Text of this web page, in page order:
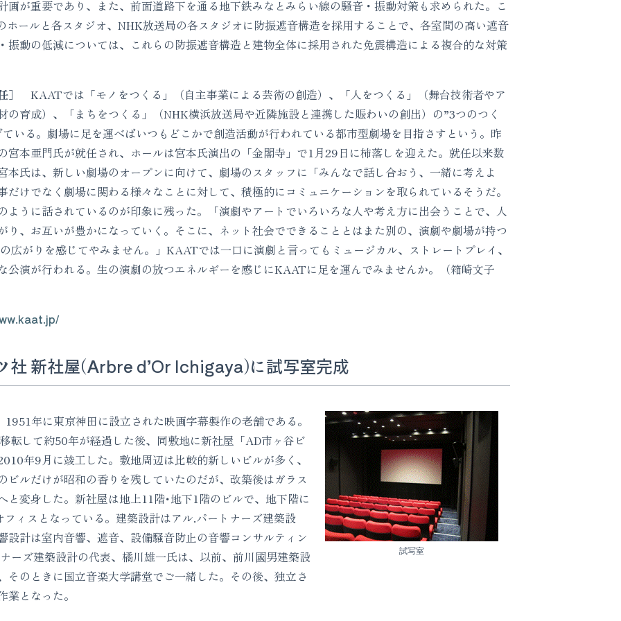
画が重要であり、また、前面道路下を通る地下鉄みなとみらい線の騒音・振動対策も求められた。こ
ールと各スタジオ、NHK放送局の各スタジオに防振遮音構造を採用することで、各室間の高い遮音
振動の低減については、これらの防振遮音構造と建物全体に採用された免震構造による複合的な対策
KAATでは「モノをつくる」（自主事業による芸術の創造）、「人をつくる」（舞台技術者やア
の育成）、「まちをつくる」（NHK横浜放送局や近隣施設と連携した賑わいの創出）の”3つのつく
いる。劇場に足を運べばいつもどこかで創造活動が行われている都市型劇場を目指さすという。昨
宮本亜門氏が就任され、ホールは宮本氏演出の「金閣寺」で1月29日に柿落しを迎えた。就任以来数
本氏は、新しい劇場のオープンに向けて、劇場のスタッフに「みんなで話し合おう、一緒に考えよ
だけでなく劇場に関わる様々なことに対して、積極的にコミュニケーションを取られているそうだ。
ように話されているのが印象に残った。「演劇やアートでいろいろな人や考え方に出会うことで、人
り、お互いが豊かになっていく。そこに、ネット社会でできることとはまた別の、演劇や劇場が持つ
がりを感じてやみません。」KAATでは一口に演劇と言ってもミュージカル、ストレートプレイ、
公演が行われる。生の演劇の放つエネルギーを感じにKAATに足を運んでみませんか。（箱崎文子
社 新社屋(Arbre d’Or Ichigaya)に試写室完成
年に東京神田に設立された映画字幕製作の老舗である。
転して約50年が経過した後、同敷地に新社屋「AD市ヶ谷ビ
年9月に竣工した。敷地周辺は比較的新しいビルが多く、
ビルだけが昭和の香りを残していたのだが、改築後はガラス
と変身した。新社屋は地上11階･地下1階のビルで、地下階に
ィスとなっている。建築設計はアル.パートナーズ建築設
設計は室内音響、遮音、設備騒音防止の音響コンサルティン
ーズ建築設計の代表、橘川雄一氏は、以前、前川國男建築設
そのときに国立音楽大学講堂でご一緒した。その後、独立さ
となった。
試写室